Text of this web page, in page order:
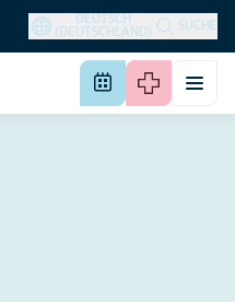
DEUTSCH
(DEUTSCHLAND)
SUCHE